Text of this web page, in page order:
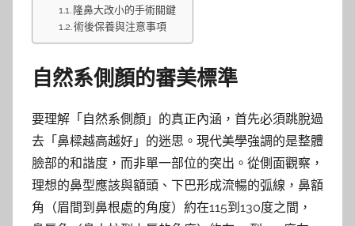
隆鼻大改小的手術關鍵
術後保養與注意事項
自然系側顏的審美標準
要理解「自然系側顏」的真正內涵，首先必須跳脫過
去「鼻樑越高越好」的迷思。現代美學強調的是整體
臉部的和諧度，而非單一部位的突出。從側面觀察，
理想的鼻型應該與額頭、下巴形成流暢的弧線，鼻額
角（眉間到鼻根處的角度）約在115到130度之間，